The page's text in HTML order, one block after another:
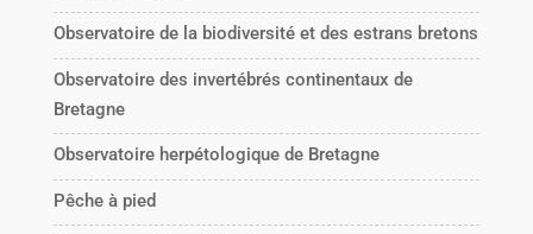
Observatoire de la biodiversité et des estrans bretons
Observatoire des invertébrés continentaux de
Bretagne
Observatoire herpétologique de Bretagne
Pêche à pied